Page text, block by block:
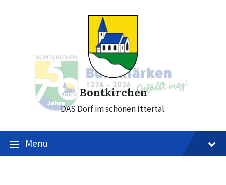
Bontkirchen
DAS Dorf im schönen Ittertal.
Menu